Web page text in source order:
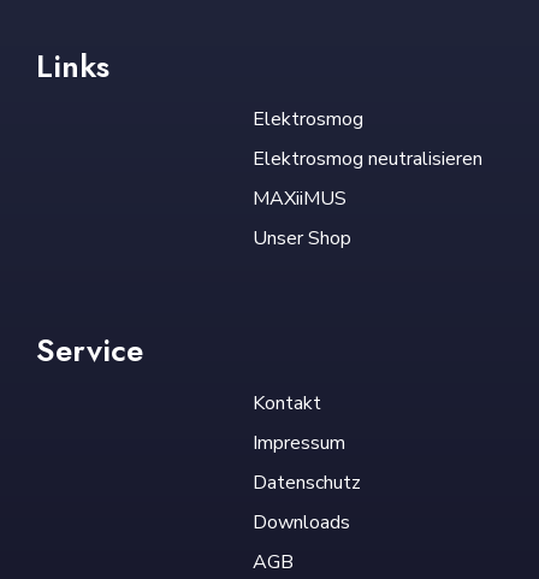
Links
Elektrosmog
Elektrosmog neutralisieren
MAXiiMUS
Unser Shop
Service
Kontakt
Impressum
Datenschutz
Downloads
AGB